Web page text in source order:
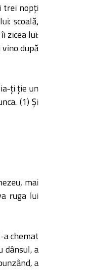
trei nopţi
scoală,
zicea lui:
după
ţi ţie un
(1) Şi
mai
ruga lui
a chemat
dânsul, a
a